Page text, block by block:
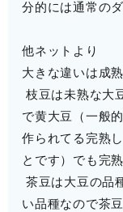
分的には通常の
他ネットより
大きな違いは成熟
枝豆は未熟な大
で黄大豆（一般
作られてる完熟
とです）でも完
茶豆は大豆の品
い品種なので茶